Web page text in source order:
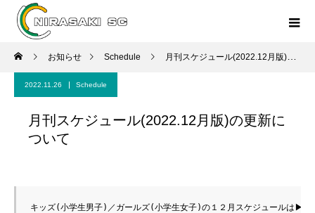
お知らせ Schedule 月刊スケジュール(2022.12月版)の更新について
2022.11.26 Schedule
月刊スケジュール(2022.12月版)の更新に
ついて
キッズ(小学生男子)／ガールズ(小学生女子)の１２月スケジュールは ▶